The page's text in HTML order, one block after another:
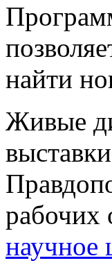
найти
Живые
рабочих
научное